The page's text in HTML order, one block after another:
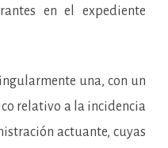
en el expediente
una, con un
relativo a la incidencia
actuante, cuyas